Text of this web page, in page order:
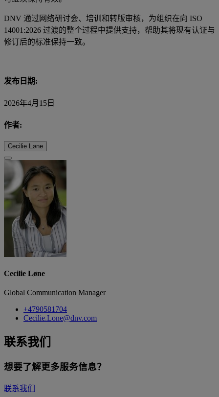
DNV 通过网络研讨会、培训和转版审核，为组织在向 ISO
14001:2026 过渡的整个过程中提供支持，帮助其将现有认证与
修订后的标准保持一致。
发布日期:
2026年4月15日
作者:
Cecilie Løne
Cecilie Løne
Global Communication Manager
+4790581704
Cecilie.Lone@dnv.com
联系我们
想要了解更多服务信息？
联系我们